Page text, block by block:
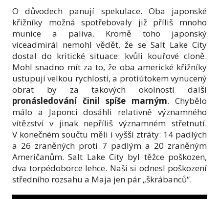
O důvodech panují spekulace. Oba japonské
křižníky možná spotřebovaly již příliš mnoho
munice a paliva. Kromě toho japonský
viceadmirál nemohl vědět, že se Salt Lake City
dostal do kritické situace: kvůli kouřové cloně.
Mohl snadno mít za to, že oba americké křižníky
ustupují velkou rychlostí, a protiútokem vynucený
obrat by za takových okolností další
pronásledování činil spíše marným. Chybělo
málo a Japonci dosáhli relativně významného
vítězství v jinak nepříliš významném střetnutí.
V konečném součtu měli i vyšší ztráty: 14 padlých
a 26 zraněných proti 7 padlým a 20 zraněným
Američanům. Salt Lake City byl těžce poškozen,
dva torpédoborce lehce. Naši si odnesl poškození
středního rozsahu a Maja jen pár „škrábanců“.